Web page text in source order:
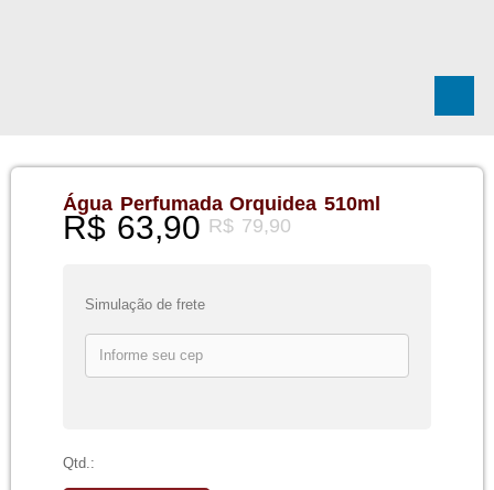
Água Perfumada Orquidea 510ml
R$79,90
R$63,90
Simulação de frete
Qtd.: